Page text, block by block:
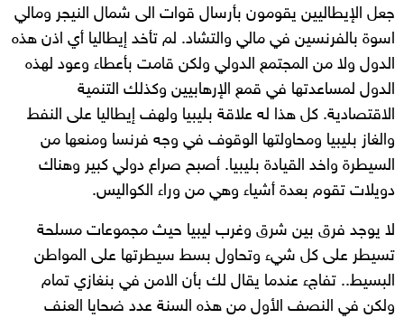
جعل الإيطاليين يقومون بأرسال قوات الى شمال النيجر ومالي
اسوة بالفرنسين في مالي والتشاد. لم تأخد إيطاليا أي اذن هذه
الدول ولا من المجتمع الدولي ولكن قامت بأعطاء وعود لهذه
الدول لمساعدتها في قمع الإرهابيين وكذلك التنمية
الاقتصادية. كل هذا له علاقة بليبيا ولهف إيطاليا على النفط
والغاز بليبيا ومحاولتها الوقوف في وجه فرنسا ومنعها من
السيطرة واخد القيادة بليبيا. أصبح صراع دولي كبير وهناك
دويلات تقوم بعدة أشياء وهي من وراء الكواليس.
لا يوجد فرق بين شرق وغرب ليبيا حيث مجموعات مسلحة
تسيطر على كل شيء وتحاول بسط سيطرتها على المواطن
البسيط.. تفاجء عندما يقال لك بأن الامن في بنغازي تمام
ولكن في النصف الأول من هذه السنة عدد ضحايا العنف